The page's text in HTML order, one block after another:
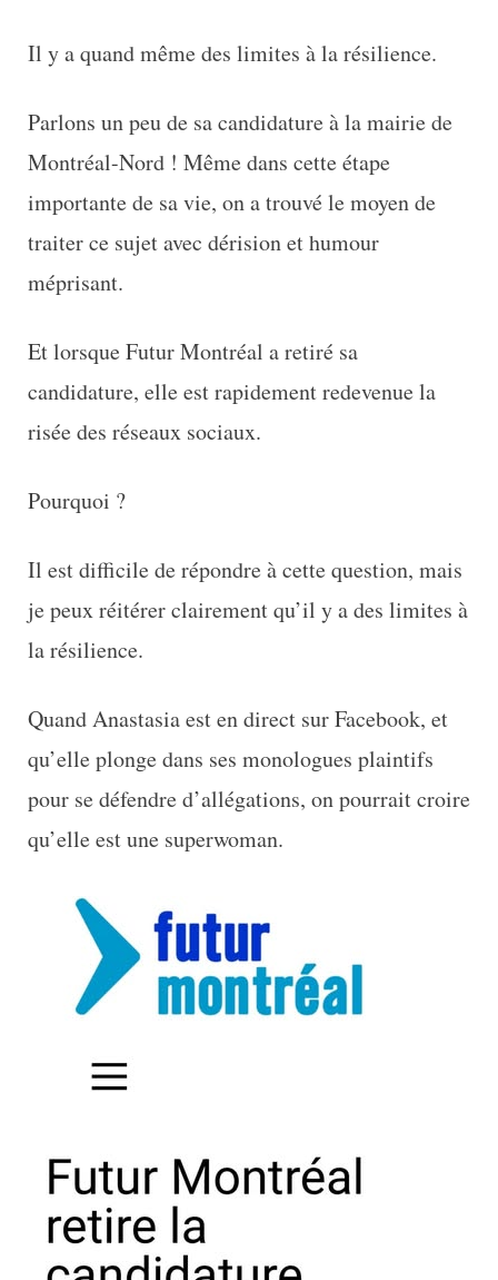
Il y a quand même des limites à la résilience.
Parlons un peu de sa candidature à la mairie de
Montréal-Nord ! Même dans cette étape
importante de sa vie, on a trouvé le moyen de
traiter ce sujet avec dérision et humour
méprisant.
Et lorsque Futur Montréal a retiré sa
candidature, elle est rapidement redevenue la
risée des réseaux sociaux.
Pourquoi ?
Il est difficile de répondre à cette question, mais
je peux réitérer clairement qu’il y a des limites à
la résilience.
Quand Anastasia est en direct sur Facebook, et
qu’elle plonge dans ses monologues plaintifs
pour se défendre d’allégations, on pourrait croire
qu’elle est une superwoman.